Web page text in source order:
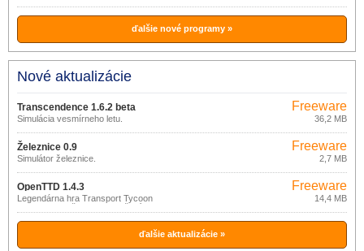
ďalšie nové programy »
Nové aktualizácie
Transcendence 1.6.2 beta
Simulácia vesmírneho letu.
Freeware
36,2 MB
Železnice 0.9
Simulátor železnice.
Freeware
2,7 MB
OpenTTD 1.4.3
Legendárna hra Transport Tycoon
Deluxe s množstvom vylepšení.
Freeware
14,4 MB
ďalšie aktualizácie »